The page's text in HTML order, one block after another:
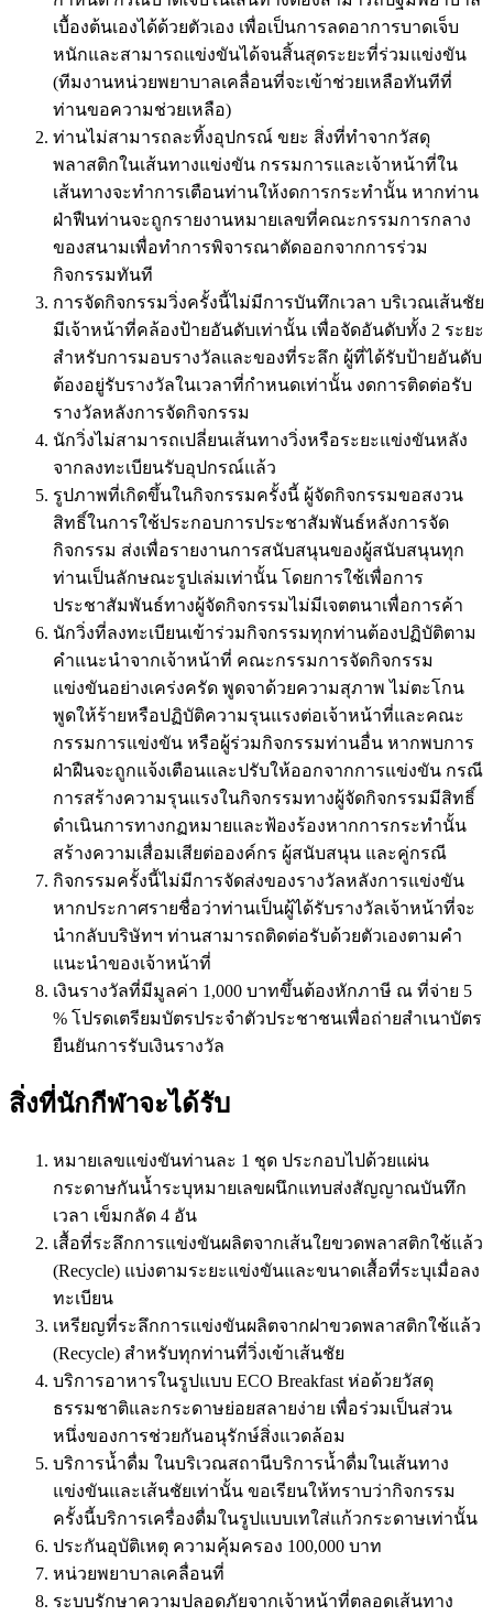
เบื้องต้นเองได้ด้วยตัวเอง เพื่อเป็นการลดอาการบาดเจ็บ
หนักและสามารถแข่งขันได้จนสิ้นสุดระยะที่ร่วมแข่งขัน
(ทีมงานหน่วยพยาบาลเคลื่อนที่จะเข้าช่วยเหลือทันทีที่
ท่านขอความช่วยเหลือ)
ท่านไม่สามารถละทิ้งอุปกรณ์ ขยะ สิ่งที่ทำจากวัสดุ
พลาสติกในเส้นทางแข่งขัน กรรมการและเจ้าหน้าที่ใน
เส้นทางจะทำการเตือนท่านให้งดการกระทำนั้น หากท่าน
ฝ่าฟืนท่านจะถูกรายงานหมายเลขที่คณะกรรมการกลาง
ของสนามเพื่อทำการพิจารณาตัดออกจากการร่วม
กิจกรรมทันที
การจัดกิจกรรมวิ่งครั้งนี้ไม่มีการบันทึกเวลา บริเวณเส้นชัย
มีเจ้าหน้าที่คล้องป้ายอันดับเท่านั้น เพื่อจัดอันดับทั้ง 2 ระยะ
สำหรับการมอบรางวัลและของที่ระลึก ผู้ที่ได้รับป้ายอันดับ
ต้องอยู่รับรางวัลในเวลาที่กำหนดเท่านั้น งดการติดต่อรับ
รางวัลหลังการจัดกิจกรรม
นักวิ่งไม่สามารถเปลี่ยนเส้นทางวิ่งหรือระยะแข่งขันหลัง
จากลงทะเบียนรับอุปกรณ์แล้ว
รูปภาพที่เกิดขึ้นในกิจกรรมครั้งนี้ ผู้จัดกิจกรรมขอสงวน
สิทธิ์ในการใช้ประกอบการประชาสัมพันธ์หลังการจัด
กิจกรรม ส่งเพื่อรายงานการสนับสนุนของผู้สนับสนุนทุก
ท่านเป็นลักษณะรูปเล่มเท่านั้น โดยการใช้เพื่อการ
ประชาสัมพันธ์ทางผู้จัดกิจกรรมไม่มีเจตตนาเพื่อการค้า
นักวิ่งที่ลงทะเบียนเข้าร่วมกิจกรรมทุกท่านต้องปฏิบัติตาม
คำแนะนำจากเจ้าหน้าที่ คณะกรรมการจัดกิจกรรม
แข่งขันอย่างเคร่งครัด พูดจาด้วยความสุภาพ ไม่ตะโกน
พูดให้ร้ายหรือปฏิบัติความรุนแรงต่อเจ้าหน้าที่และคณะ
กรรมการแข่งขัน หรือผู้ร่วมกิจกรรมท่านอื่น หากพบการ
ฝ่าฝืนจะถูกแจ้งเตือนและปรับให้ออกจากการแข่งขัน กรณี
การสร้างความรุนแรงในกิจกรรมทางผู้จัดกิจกรรมมีสิทธิ์
ดำเนินการทางกฏหมายและฟ้องร้องหากการกระทำนั้น
สร้างความเสื่อมเสียต่อองค์กร ผู้สนับสนุน และคู่กรณี
กิจกรรมครั้งนี้ไม่มีการจัดส่งของรางวัลหลังการแข่งขัน
หากประกาศรายชื่อว่าท่านเป็นผู้ได้รับรางวัลเจ้าหน้าที่จะ
นำกลับบริษัทฯ ท่านสามารถติดต่อรับด้วยตัวเองตามคำ
แนะนำของเจ้าหน้าที่
เงินรางวัลที่มีมูลค่า 1,000 บาทขึ้นต้องหักภาษี ณ ที่จ่าย 5
% โปรดเตรียมบัตรประจำตัวประชาชนเพื่อถ่ายสำเนาบัตร
ยืนยันการรับเงินรางวัล
สิ่งที่นักกีฬาจะได้รับ
หมายเลขแข่งขันท่านละ 1 ชุด ประกอบไปด้วยแผ่น
กระดาษกันน้ำระบุหมายเลขผนึกแทบส่งสัญญาณบันทึก
เวลา เข็มกลัด 4 อัน
เสื้อที่ระลึกการแข่งขันผลิตจากเส้นใยขวดพลาสติกใช้แล้ว
(Recycle) แบ่งตามระยะแข่งขันและขนาดเสื้อที่ระบุเมื่อลง
ทะเบียน
เหรียญที่ระลึกการแข่งขันผลิตจากฝาขวดพลาสติกใช้แล้ว
(Recycle) สำหรับทุกท่านที่วิ่งเข้าเส้นชัย
บริการอาหารในรูปแบบ ECO Breakfast ห่อด้วยวัสดุ
ธรรมชาติและกระดาษย่อยสลายง่าย เพื่อร่วมเป็นส่วน
หนึ่งของการช่วยกันอนุรักษ์สิ่งแวดล้อม
บริการน้ำดื่ม ในบริเวณสถานีบริการน้ำดื่มในเส้นทาง
แข่งขันและเส้นชัยเท่านั้น ขอเรียนให้ทราบว่ากิจกรรม
ครั้งนี้บริการเครื่องดื่มในรูปแบบเทใส่แก้วกระดาษเท่านั้น
ประกันอุบัติเหตุ ความคุ้มครอง 100,000 บาท
หน่วยพยาบาลเคลื่อนที่
ระบบรักษาความปลอดภัยจากเจ้าหน้าที่ตลอดเส้นทาง